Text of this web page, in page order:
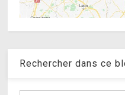
Rechercher dans ce